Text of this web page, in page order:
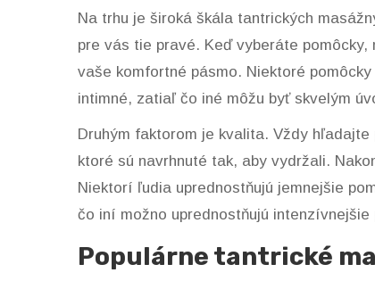
Na trhu je široká škála tantrických
pre vás tie pravé. Keď vyberáte
vaše komfortné pásmo. Niektoré
intimné, zatiaľ čo iné môžu byť skvelým
Druhým faktorom je kvalita. Vždy
ktoré sú navrhnuté tak, aby vydržali.
Niektorí ľudia uprednostňujú jemnejšie
čo iní možno uprednostňujú
Populárne tantrické